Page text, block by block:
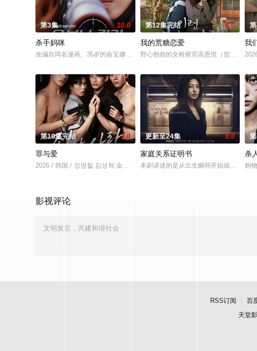
第3集 10.0
杀手妈咪
改编自同名漫画。35岁的俞宝娜过着相夫教子的普通生活。表面上她看起来温
第12集完结 8.0
我的荒糖恋爱
野心勃勃的女检察官高恩世（贺营 饰）
我
第10集完结 3.0
罪与爱
2026 / 韩国 / 정명철,김성혁,金贤叙,정현웅
更新至24集 9.0
家庭关系证明书
本剧讲述的是从出生瞬间开始就被打上
杀
购
影视评论
RSS订阅 百
天堂